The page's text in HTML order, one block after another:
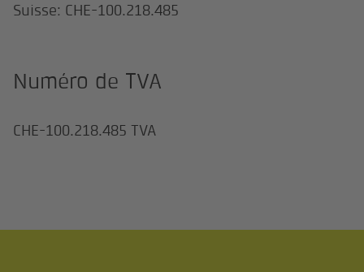
Suisse: CHE-100.218.485
Numéro de TVA
CHE-100.218.485 TVA